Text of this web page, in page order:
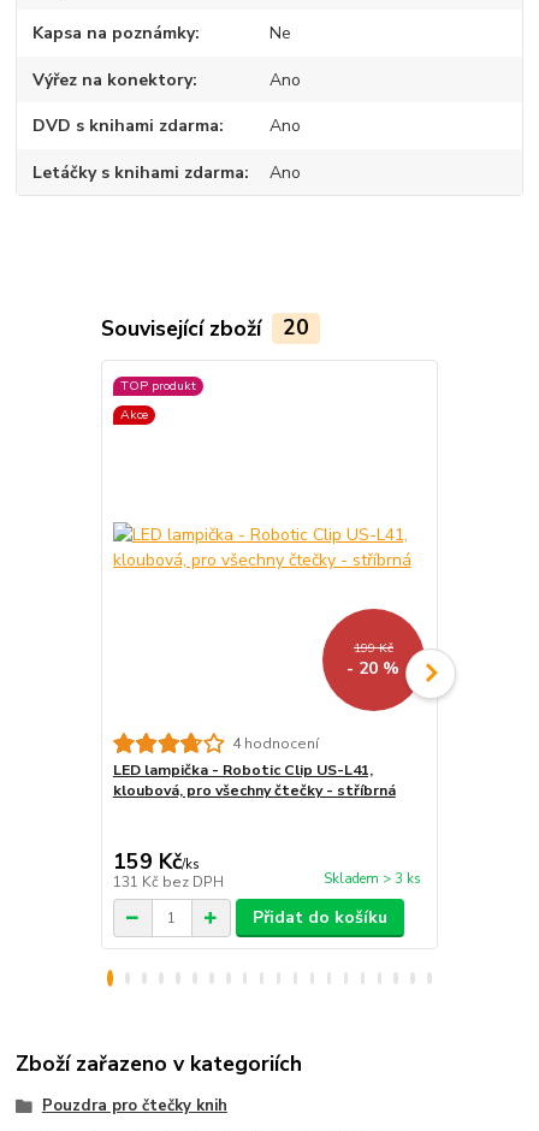
Kapsa na poznámky Ne
Výřez na konektory Ano
DVD s knihami zdarma Ano
Letáčky s knihami zdarma Ano
Související zboží 20
TOP produkt
Akce
199 Kč
- 20 %
4 hodnocení
LED lampička - Robotic Clip US-L41,
kloubová, pro všechny čtečky - stříbrná
159 Kč/ks
131 Kč bez DPH Skladem > 3 ks
Přidat do košíku
Zboží zařazeno v kategoriích
Pouzdra pro čtečky knih